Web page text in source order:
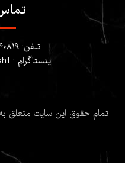
تمام حقوق این سایت متعلق
تلفن: ۳۳۳۴۰۸۱۹ - ۰۱۳
اینستاگرام : haj_hosein_rasht